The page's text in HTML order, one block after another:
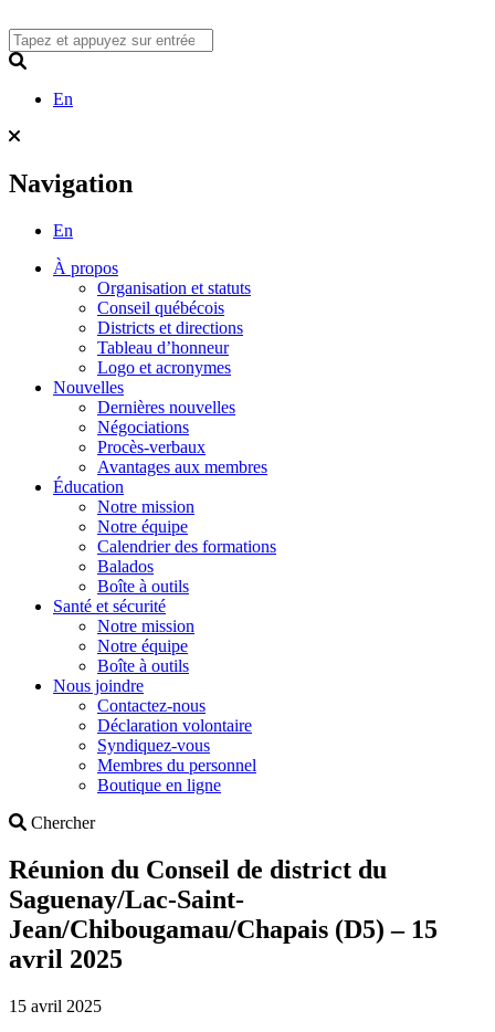
to
content
En
Navigation
En
À propos
Organisation et statuts
Conseil québécois
Districts et directions
Tableau d’honneur
Logo et acronymes
Nouvelles
Dernières nouvelles
Négociations
Procès-verbaux
Avantages aux membres
Éducation
Notre mission
Notre équipe
Calendrier des formations
Balados
Boîte à outils
Santé et sécurité
Notre mission
Notre équipe
Boîte à outils
Nous joindre
Contactez-nous
Déclaration volontaire
Syndiquez-vous
Membres du personnel
Boutique en ligne
ChercherSearch
Réunion du Conseil de district du
Saguenay/Lac-Saint-
Jean/Chibougamau/Chapais (D5) – 15
avril 2025
15 avril 2025